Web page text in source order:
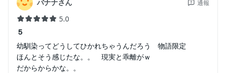
バナナさん 通報
5.0
５
幼馴染ってどうしてひかれちゃうんだろう 物語限定
ほんとそう感じたな。。 現実と乖離がｗ
だからからかな。。